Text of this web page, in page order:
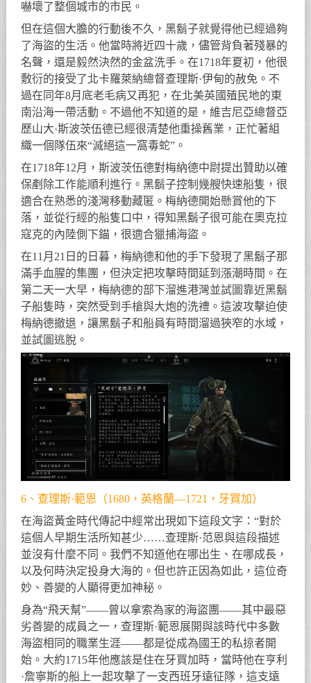
嚇壞了整個城市的市民。
但在這個大膽的行動後不久，黑鬍子就覺得他已經過夠
了海盜的生活。他當時將近四十歲，儘管背負著殘暴的
名聲，還是毅然決然的金盆洗手。在1718年夏初，他很
敷衍的接受了北卡羅萊納總督查理斯·伊甸的赦免。不
過在同年8月底老毛病又再犯，在北美英國殖民地的東
南沿海一帶活動。不過他不知道的是，維吉尼亞總督亞
歷山大·斯波茨伍德已經很清楚他重操舊業，正忙著組
織一個隊伍來“滅絕這一窩毒蛇”。
在1718年12月，斯波茨伍德對梅納德中尉提出贊助以確
保剷除工作能順利進行。黑鬍子控制幾艘快速船隻，很
適合在熟悉的淺灣移動藏匿。梅納德開始懸賞他的下
落，並從行經的船隻口中，得知黑鬍子很可能在奧克拉
寇克的內陸側下錨，很適合獵捕海盜。
在11月21日的日暮，梅納德和他的手下發現了黑鬍子那
滿手血腥的集團，但決定把攻擊時間延到漲潮時間。在
第二天一大早，梅納德的部下溜進港灣並試圖靠近黑鬍
子船隻時，突然受到手槍與大炮的洗禮。這波攻擊迫使
梅納德撤退，讓黑鬍子和船員有時間溜過狹窄的水域，
並試圖逃脫。
6、查理斯·範恩（1680，英格蘭—1721，牙買加）
在海盜黃金時代傳記中經常出現如下這段文字：“對於
這個人早期生活所知甚少……查理斯·范恩與這段描述
並沒有什麼不同。我們不知道他在哪出生、在哪成長，
以及何時決定投身大海的。但也許正因為如此，這位奇
妙、善變的人顯得更加神秘。
身為“飛天幫”——曾以拿索為家的海盜團——其中最惡
劣善變的成員之一，查理斯·範恩展開與該時代中多數
海盜相同的職業生涯——都是從成為國王的私掠者開
始。大約1715年他應該是住在牙買加時，當時他在亨利
·詹寧斯的船上一起攻擊了一支西班牙遠征隊，這支遠